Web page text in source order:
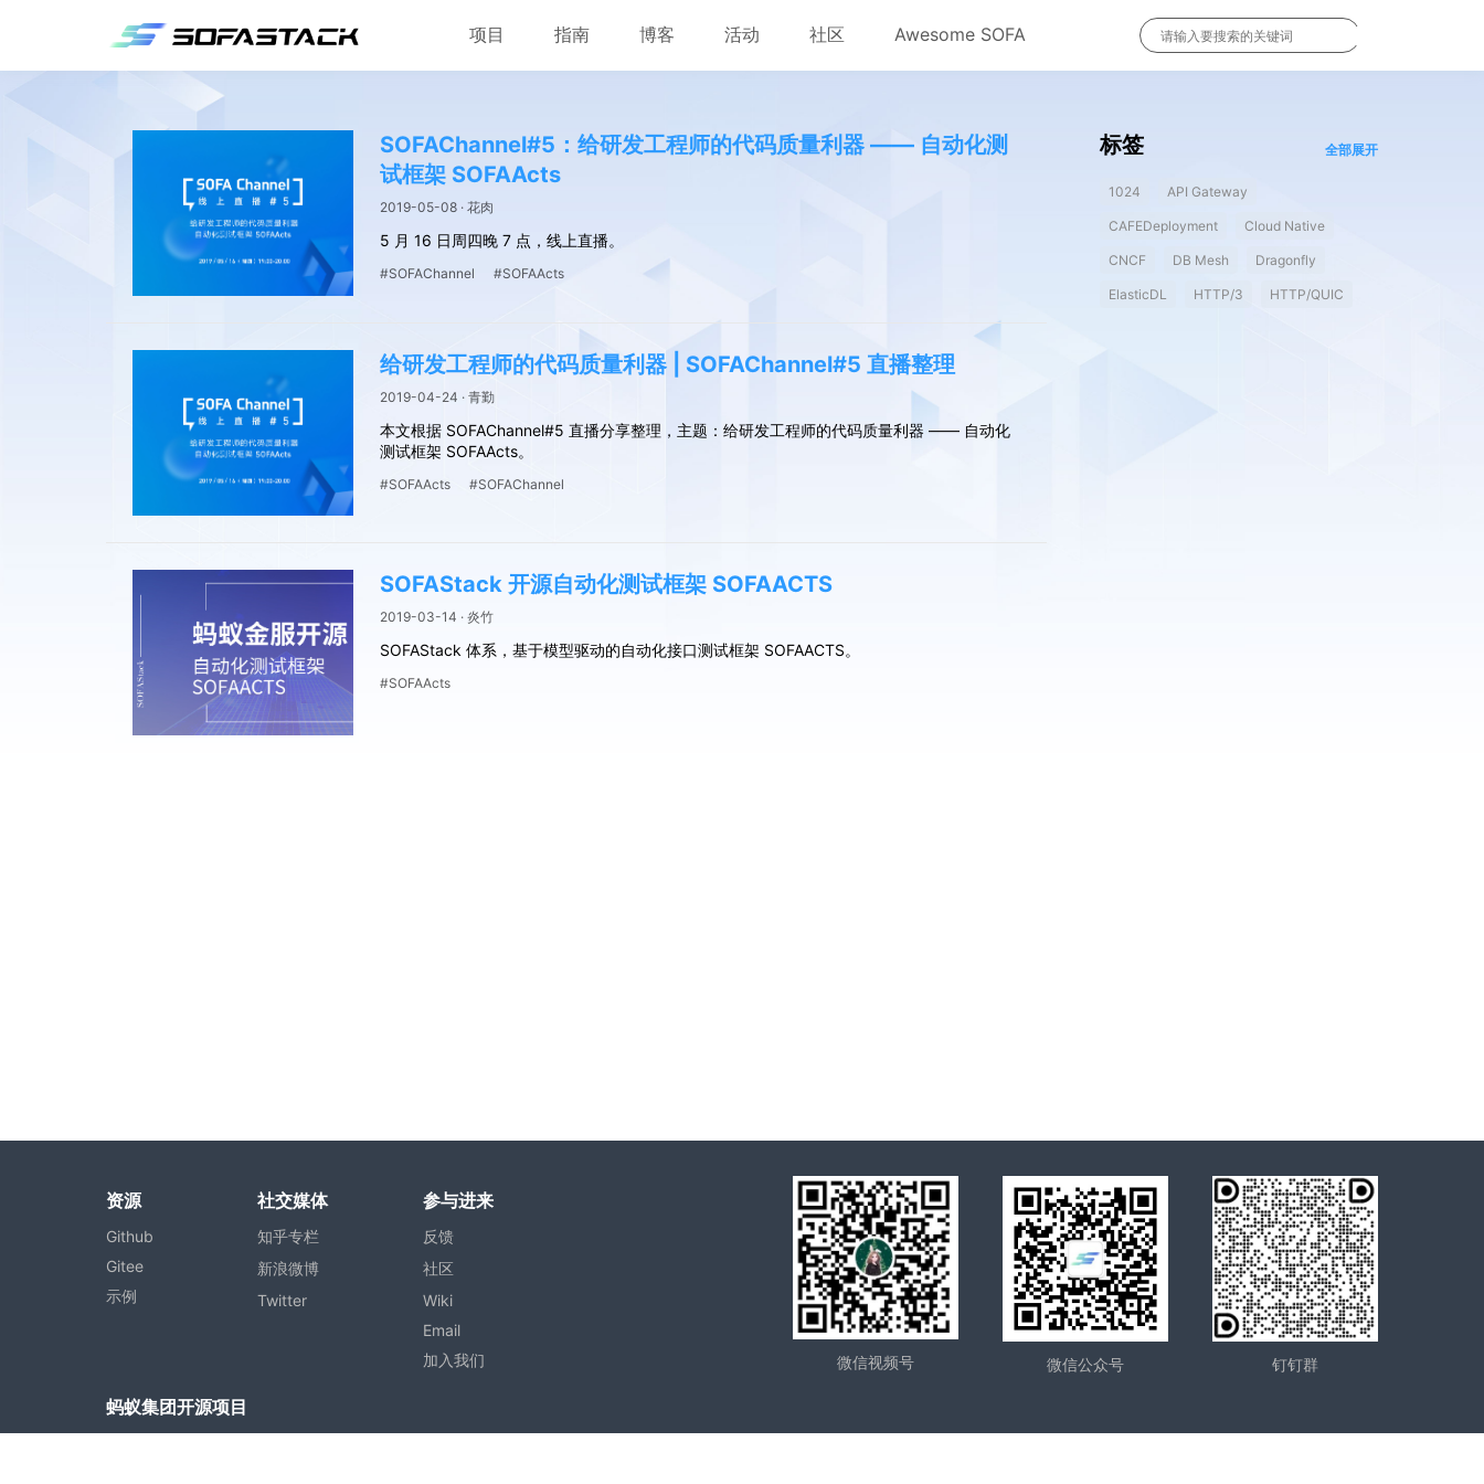
项目 指南 博客 活动 社区 Awesome SOFA
SOFAChannel#5：给研发工程师的代码质量利器 —— 自动化测
试框架 SOFAActs
2019-05-08 · 花肉
5 月 16 日周四晚 7 点，线上直播。
#SOFAChannel #SOFAActs
给研发工程师的代码质量利器 | SOFAChannel#5 直播整理
2019-04-24 · 青勤
本文根据 SOFAChannel#5 直播分享整理，主题：给研发工程师的代码质量利器 —— 自动化
测试框架 SOFAActs。
#SOFAActs #SOFAChannel
SOFAStack 开源自动化测试框架 SOFAACTS
2019-03-14 · 炎竹
SOFAStack 体系，基于模型驱动的自动化接口测试框架 SOFAACTS。
#SOFAActs
标签 全部展开
1024 API Gateway
CAFEDeployment Cloud Native
CNCF DB Mesh Dragonfly
ElasticDL HTTP/3 HTTP/QUIC
资源
Github
Gitee
示例
社交媒体
知乎专栏
新浪微博
Twitter
参与进来
反馈
社区
Wiki
Email
加入我们
蚂蚁集团开源项目
微信视频号 微信公众号 钉钉群